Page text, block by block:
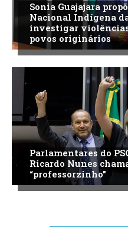
Sonia Guajajara
Nacional Indígena
investigar
povos originários
Parlamentares do
Ricardo Nunes
“professorzinho”